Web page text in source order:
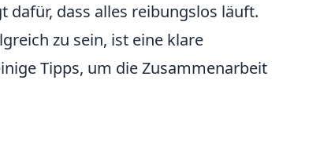
dass alles reibungslos läuft.
zu sein, ist eine klare
Tipps, um die Zusammenarbeit